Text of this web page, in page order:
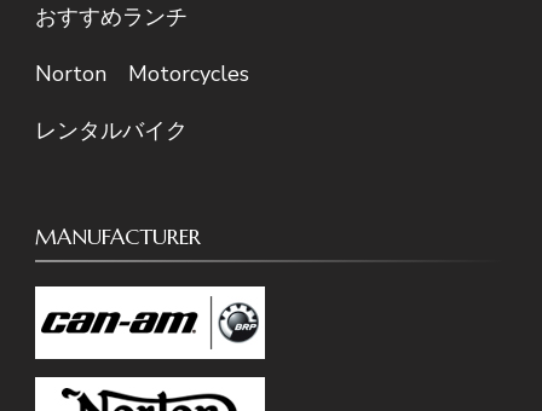
おすすめランチ
Norton Motorcycles
レンタルバイク
MANUFACTURER